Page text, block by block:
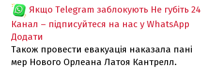
Якщо Telegram заблокують Не губіть 24
Канал – підписуйтеся на нас у WhatsApp
Додати
Також провести евакуація наказала пані
мер Нового Орлеана Латоя Кантрелл.